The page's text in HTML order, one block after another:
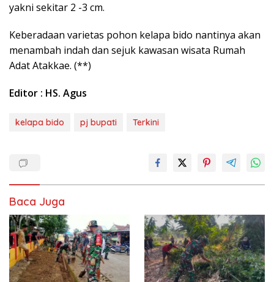
yakni sekitar 2 -3 cm.
Keberadaan varietas pohon kelapa bido nantinya akan
menambah indah dan sejuk kawasan wisata Rumah
Adat Atakkae. (**)
Editor : HS. Agus
kelapa bido pj bupati Terkini
Baca Juga